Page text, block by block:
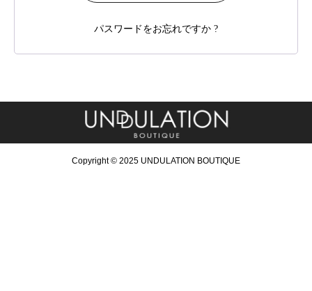
パスワードをお忘れですか ?
Copyright © 2025 UNDULATION BOUTIQUE